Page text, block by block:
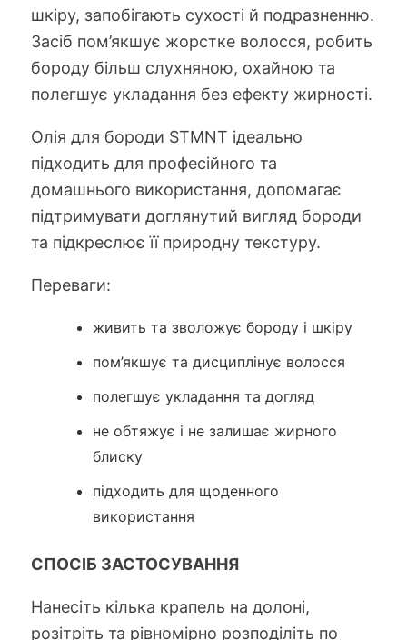
шкіру, запобігають сухості й подразненню.
Засіб пом’якшує жорстке волосся, робить
бороду більш слухняною, охайною та
полегшує укладання без ефекту жирності.
Олія для бороди STMNT ідеально
підходить для професійного та
домашнього використання, допомагає
підтримувати доглянутий вигляд бороди
та підкреслює її природну текстуру.
Переваги:
живить та зволожує бороду і шкіру
пом’якшує та дисциплінує волосся
полегшує укладання та догляд
не обтяжує і не залишає жирного
блиску
підходить для щоденного
використання
СПОСІБ ЗАСТОСУВАННЯ
Нанесіть кілька крапель на долоні,
розітріть та рівномірно розподіліть по